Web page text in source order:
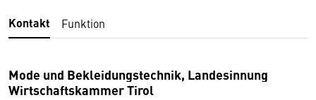
Kontakt Funktion
Mode und Bekleidungstechnik, Landesinnung
Wirtschaftskammer Tirol